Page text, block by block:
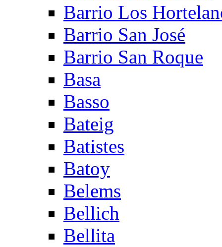
Barrio Los
Barrio San José
Barrio San Roque
Basa
Basso
Bateig
Batistes
Batoy
Belems
Bellich
Bellita